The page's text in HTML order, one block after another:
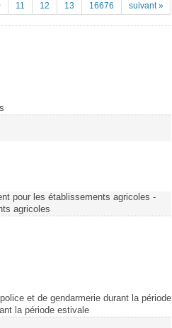
11 12 13 16676 suivant »
pour les établissements agricoles -
agricoles
et de gendarmerie durant la période
la période estivale